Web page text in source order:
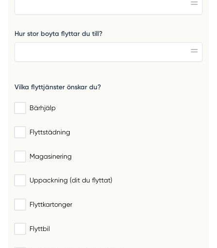
Hur stor boyta flyttar du till?
Vilka flyttjänster önskar du?
Bärhjälp
Flyttstädning
Magasinering
Uppackning (dit du flyttat)
Flyttkartonger
Flyttbil